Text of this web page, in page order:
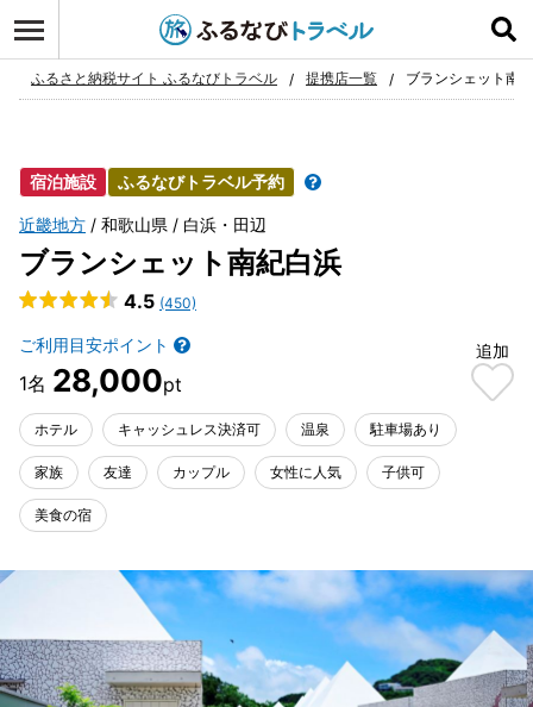
お気に入り
ふるさと納税サイト ふるなびトラベル 提携店一覧 ブランシェット南
宿泊施設 ふるなびトラベル予約
近畿地方 和歌山県 白浜・田辺
ブランシェット南紀白浜
4.5 (450)
ご利用目安ポイント
28,000
追加
ホテル キャッシュレス決済可 温泉 駐車場あり
家族 友達 カップル 女性に人気 子供可
美食の宿